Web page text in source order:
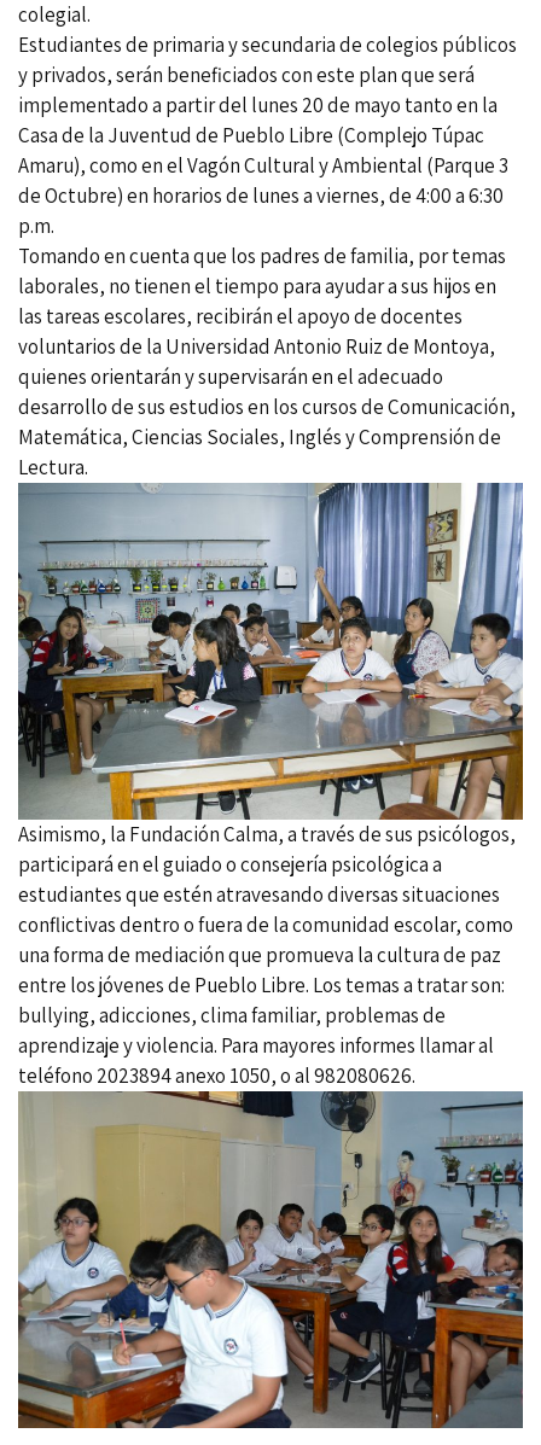
colegial.
Estudiantes de primaria y secundaria de colegios públicos
y privados, serán beneficiados con este plan que será
implementado a partir del lunes 20 de mayo tanto en la
Casa de la Juventud de Pueblo Libre (Complejo Túpac
Amaru), como en el Vagón Cultural y Ambiental (Parque 3
de Octubre) en horarios de lunes a viernes, de 4:00 a 6:30
p.m.
Tomando en cuenta que los padres de familia, por temas
laborales, no tienen el tiempo para ayudar a sus hijos en
las tareas escolares, recibirán el apoyo de docentes
voluntarios de la Universidad Antonio Ruiz de Montoya,
quienes orientarán y supervisarán en el adecuado
desarrollo de sus estudios en los cursos de Comunicación,
Matemática, Ciencias Sociales, Inglés y Comprensión de
Lectura.
Asimismo, la Fundación Calma, a través de sus psicólogos,
participará en el guiado o consejería psicológica a
estudiantes que estén atravesando diversas situaciones
conflictivas dentro o fuera de la comunidad escolar, como
una forma de mediación que promueva la cultura de paz
entre los jóvenes de Pueblo Libre. Los temas a tratar son:
bullying, adicciones, clima familiar, problemas de
aprendizaje y violencia. Para mayores informes llamar al
teléfono 2023894 anexo 1050, o al 982080626.